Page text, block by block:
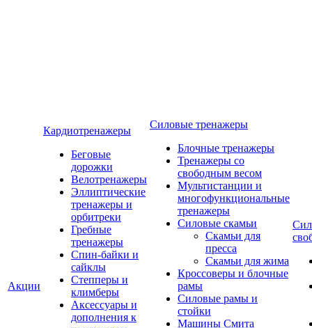
Акции
Кардиотренажеры
Беговые
дорожки
Велотренажеры
Эллиптические
тренажеры и
орбитреки
Гребные
тренажеры
Спин-байки и
сайклы
Степперы и
климберы
Аксессуары и
дополнения к
Силовые тренажеры
Блочные тренажеры
Тренажеры со
свободным весом
Мультистанции и
многофункциональные
тренажеры
Силовые скамьи
Скамьи для
пресса
Скамьи для жима
Кроссоверы и блочные
рамы
Силовые рамы и
стойки
Машины Смита